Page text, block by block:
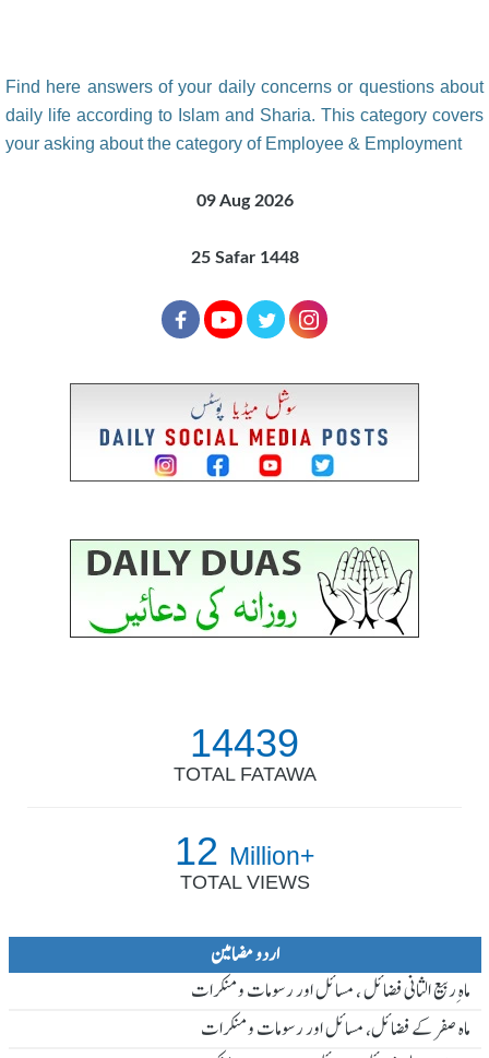
Find here answers of your daily concerns or questions about
daily life according to Islam and Sharia. This category covers
your asking about the category of Employee & Employment
09 Aug 2026
25 Safar 1448
14439
TOTAL FATAWA
12 Million+
TOTAL VIEWS
اردو مضامین
ماہ ِربیع الثانی فضائل ، مسائل اور رسومات و منکرات
ماہ صفر کے فضائل، مسائل اور رسومات و منکرات